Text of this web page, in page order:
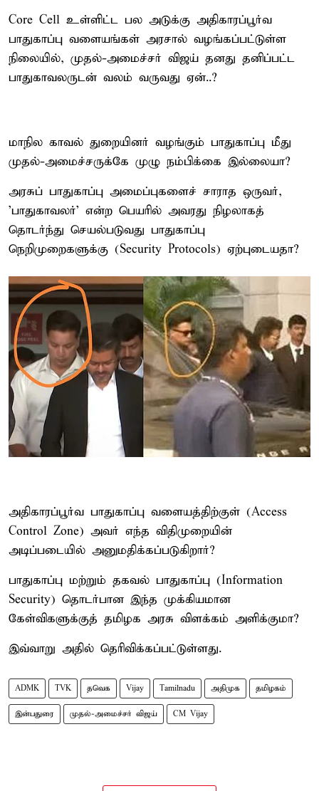
Core Cell உள்ளிட்ட பல அடுக்கு அதிகாரப்பூர்வ
பாதுகாப்பு வளையங்கள் அரசால் வழங்கப்பட்டுள்ள
நிலையில், முதல்-அமைச்சர் விஜய் தனது தனிப்பட்ட
பாதுகாவலருடன் வலம் வருவது ஏன்..?
மாநில காவல் துறையினர் வழங்கும் பாதுகாப்பு மீது
முதல்-அமைச்சருக்கே முழு நம்பிக்கை இல்லையா?
அரசுப் பாதுகாப்பு அமைப்புகளைச் சாராத ஒருவர்,
'பாதுகாவலர்' என்ற பெயரில் அவரது நிழலாகத்
தொடர்ந்து செயல்படுவது பாதுகாப்பு
நெறிமுறைகளுக்கு (Security Protocols) ஏற்புடையதா?
அதிகாரப்பூர்வ பாதுகாப்பு வளையத்திற்குள் (Access
Control Zone) அவர் எந்த விதிமுறையின்
அடிப்படையில் அனுமதிக்கப்படுகிறார்?
பாதுகாப்பு மற்றும் தகவல் பாதுகாப்பு (Information
Security) தொடர்பான இந்த முக்கியமான
கேள்விகளுக்குத் தமிழக அரசு விளக்கம் அளிக்குமா?
இவ்வாறு அதில் தெரிவிக்கப்பட்டுள்ளது.
ADMK TVK தவெக Vijay Tamilnadu அதிமுக தமிழகம்
இன்பதுரை முதல்-அமைச்சர் விஜய் CM Vijay